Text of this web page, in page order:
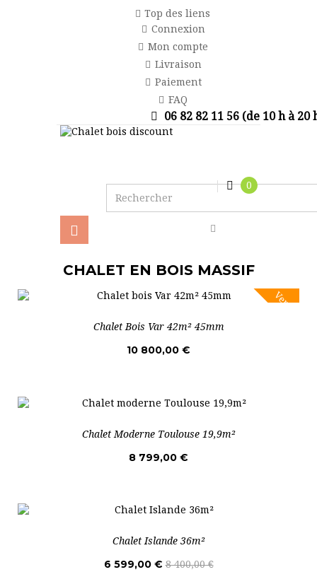
Top des liens
Connexion
Mon compte
Livraison
Paiement
FAQ
06 82 82 11 56 (de 10 h à 20
Basculer
la
0
CHALET EN BOIS MASSIF
Vente!
Chalet Bois Var 42m² 45mm
10 800,00 €
Chalet Moderne Toulouse 19,9m²
8 799,00 €
Chalet Islande 36m²
6 599,00 € 8 400,00 €